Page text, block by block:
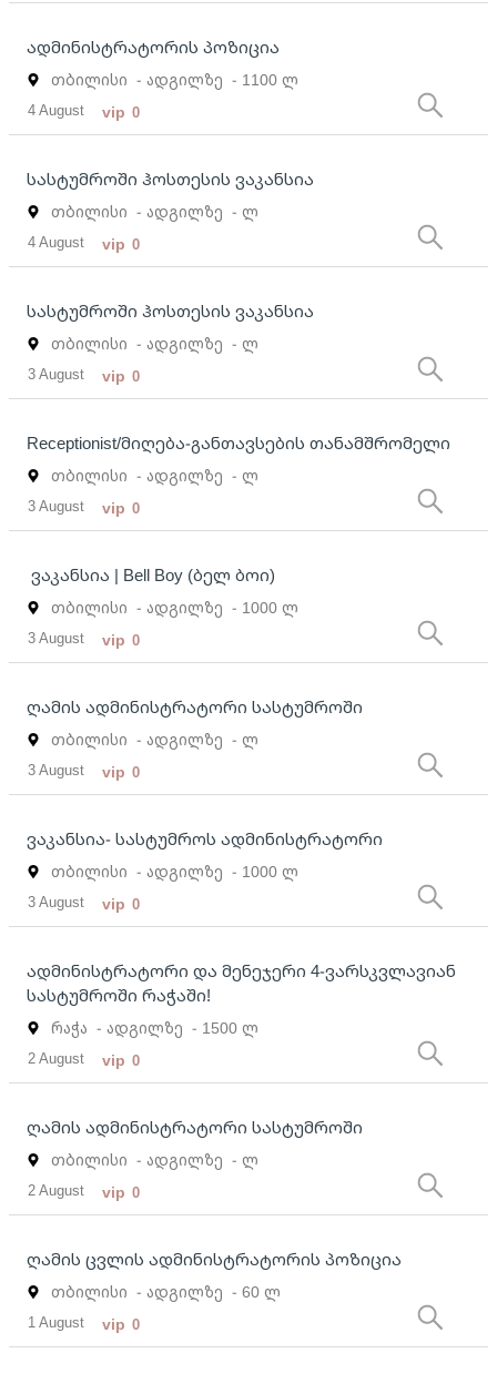
ადმინისტრატორის პოზიცია
თბილისი - ადგილზე - 1100 ლ
4 August vip 0
სასტუმროში ჰოსთესის ვაკანსია
თბილისი - ადგილზე - ლ
4 August vip 0
სასტუმროში ჰოსთესის ვაკანსია
თბილისი - ადგილზე - ლ
3 August vip 0
Receptionist/მიღება-განთავსების თანამშრომელი
თბილისი - ადგილზე - ლ
3 August vip 0
ვაკანსია | Bell Boy (ბელ ბოი)
თბილისი - ადგილზე - 1000 ლ
3 August vip 0
ღამის ადმინისტრატორი სასტუმროში
თბილისი - ადგილზე - ლ
3 August vip 0
ვაკანსია- სასტუმროს ადმინისტრატორი
თბილისი - ადგილზე - 1000 ლ
3 August vip 0
ადმინისტრატორი და მენეჯერი 4-ვარსკვლავიან
სასტუმროში რაჭაში!
რაჭა - ადგილზე - 1500 ლ
2 August vip 0
ღამის ადმინისტრატორი სასტუმროში
თბილისი - ადგილზე - ლ
2 August vip 0
ღამის ცვლის ადმინისტრატორის პოზიცია
თბილისი - ადგილზე - 60 ლ
1 August vip 0